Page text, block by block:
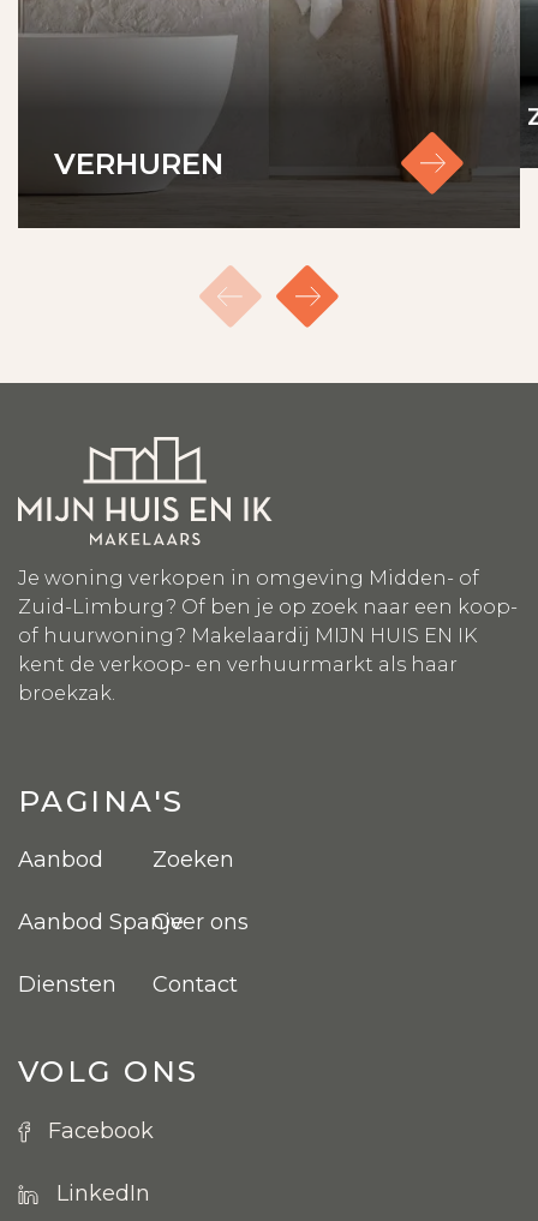
VERHUREN
Je woning verkopen in omgeving Midden- of
Zuid-Limburg? Of ben je op zoek naar een koop-
of huurwoning? Makelaardij MIJN HUIS EN IK
kent de verkoop- en verhuurmarkt als haar
broekzak.
PAGINA'S
Aanbod
Aanbod Spanje
Diensten
Zoeken
Over ons
Contact
VOLG ONS
Facebook
LinkedIn